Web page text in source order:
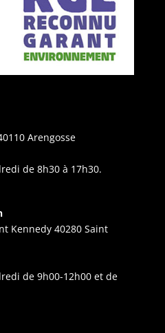
Arengosse
de 8h30 à 17h30.
Kennedy 40280 Saint
de 9h00-12h00 et de